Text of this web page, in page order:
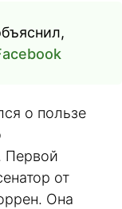
о пользе
Первой
от
Она